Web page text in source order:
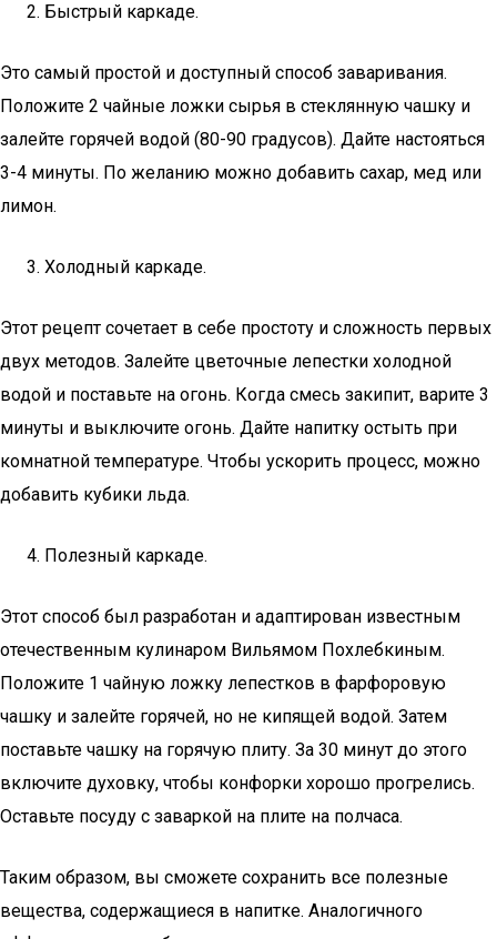
Быстрый каркаде.
Это самый простой и доступный способ заваривания.
Положите 2 чайные ложки сырья в стеклянную чашку и
залейте горячей водой (80-90 градусов). Дайте настояться
3-4 минуты. По желанию можно добавить сахар, мед или
лимон.
Холодный каркаде.
Этот рецепт сочетает в себе простоту и сложность первых
двух методов. Залейте цветочные лепестки холодной
водой и поставьте на огонь. Когда смесь закипит, варите 3
минуты и выключите огонь. Дайте напитку остыть при
комнатной температуре. Чтобы ускорить процесс, можно
добавить кубики льда.
Полезный каркаде.
Этот способ был разработан и адаптирован известным
отечественным кулинаром Вильямом Похлебкиным.
Положите 1 чайную ложку лепестков в фарфоровую
чашку и залейте горячей, но не кипящей водой. Затем
поставьте чашку на горячую плиту. За 30 минут до этого
включите духовку, чтобы конфорки хорошо прогрелись.
Оставьте посуду с заваркой на плите на полчаса.
Таким образом, вы сможете сохранить все полезные
вещества, содержащиеся в напитке. Аналогичного